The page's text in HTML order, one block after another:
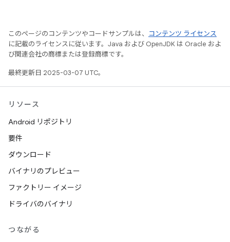
このページのコンテンツやコードサンプルは、
コンテンツ ライセンス
に記載のライセンスに従います。Java および OpenJDK は Oracle およ
び関連会社の商標または登録商標です。
最終更新日 2025-03-07 UTC。
リソース
Android リポジトリ
要件
ダウンロード
バイナリのプレビュー
ファクトリー イメージ
ドライバのバイナリ
つながる